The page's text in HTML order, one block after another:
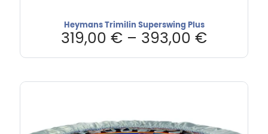
Heymans Trimilin Superswing Plus
319,00 € – 393,00 €